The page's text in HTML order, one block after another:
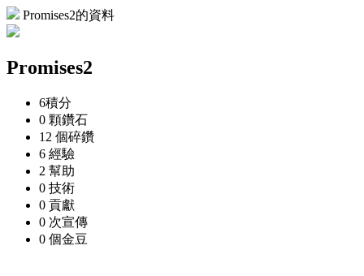
Promises2的資料
Promises2
6積分
0 顆鑽石
12 個碎鑽
6 經驗
2 幫助
0 技術
0 貢獻
0 次宣傳
0 個金豆